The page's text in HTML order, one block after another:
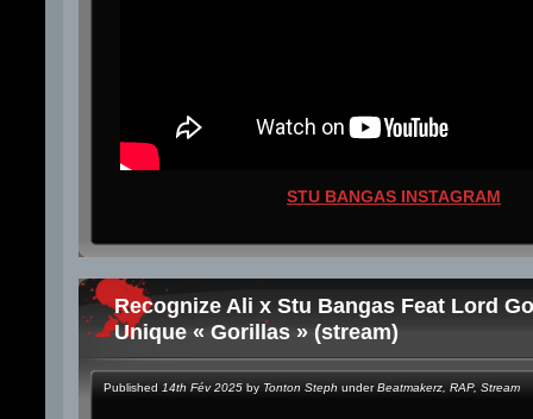
STU BANGAS INSTAGRAM
Recognize Ali x Stu Bangas Feat Lord
Unique « Gorillas » (stream)
Published 14th Fév 2025 by Tonton Steph underBeatmakerz RAP, Stream